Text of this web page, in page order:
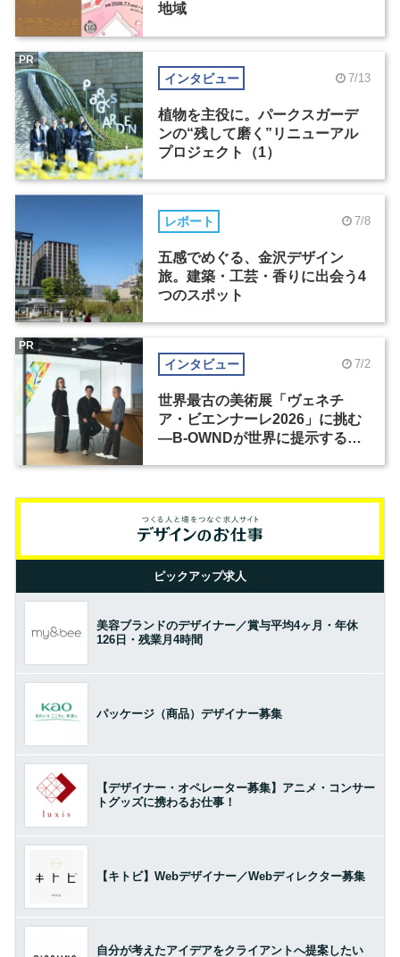
地域
インタビュー 7/13
植物を主役に。パークスガーデ
ンの“残して磨く”リニューアル
プロジェクト（1）
PR
レポート 7/8
五感でめぐる、金沢デザイン
旅。建築・工芸・香りに出会う4
つのスポット
インタビュー 7/2
世界最古の美術展「ヴェネチ
ア・ビエンナーレ2026」に挑む
―B-OWNDが世界に提示する美
PR
ピックアップ求人
美容ブランドのデザイナー／賞与平均4ヶ月・年休
126日・残業月4時間
パッケージ（商品）デザイナー募集
【デザイナー・オペレーター募集】アニメ・コンサー
トグッズに携わるお仕事！
【キトビ】Webデザイナー／Webディレクター募集
自分が考えたアイデアをクライアントへ提案したい